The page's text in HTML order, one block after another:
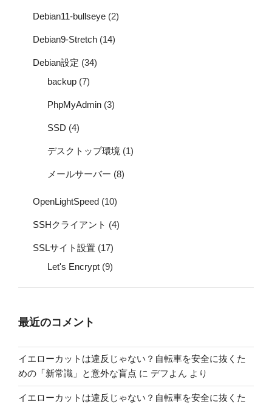
Debian11-bullseye (2)
Debian9-Stretch (14)
Debian設定 (34)
backup (7)
PhpMyAdmin (3)
SSD (4)
デスクトップ環境 (1)
メールサーバー (8)
OpenLightSpeed (10)
SSHクライアント (4)
SSLサイト設置 (17)
Let's Encrypt (9)
最近のコメント
イエローカットは違反じゃない？自転車を安全に抜くた
めの「新常識」と意外な盲点 に デフよん より
イエローカットは違反じゃない？自転車を安全に抜くた